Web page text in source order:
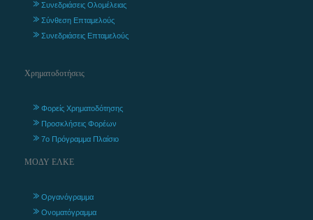
Συνεδριάσεις Ολομέλειας
Σύνθεση Επταμελούς
Συνεδριάσεις Επταμελούς
Χρηματοδοτήσεις
Φορείς Χρηματοδότησης
Προσκλήσεις Φορέων
7ο Πρόγραμμα Πλαίσιο
ΜΟΔΥ ΕΛΚΕ
Οργανόγραμμα
Ονοματόγραμμα